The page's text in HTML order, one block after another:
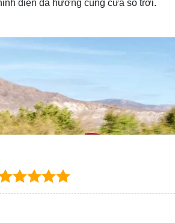
điện đa hướng cùng cửa sổ trời.